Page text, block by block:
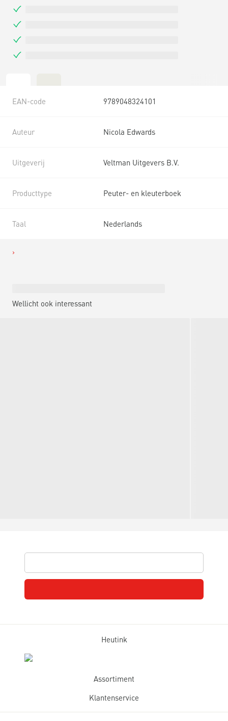
EAN-code 9789048324101
Auteur Nicola Edwards
Uitgeverij Veltman Uitgevers B.V.
Producttype Peuter- en kleuterboek
Taal Nederlands
Wellicht ook interessant
Heutink
Assortiment
Klantenservice